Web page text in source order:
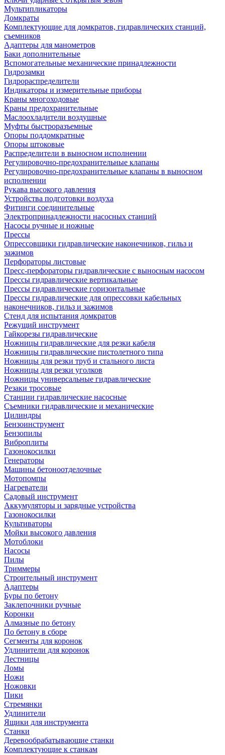
Мультипликаторы
Домкраты
Комплектующие для домкратов, гидравлических станций,
съемников
Адаптеры для манометров
Баки дополнительные
Вспомогательные механические принадлежности
Гидрозамки
Гидрораспределители
Индикаторы и измерительные приборы
Краны многоходовые
Краны предохранительные
Маслоохладители воздушные
Муфты быстроразъемные
Опоры поддомкратные
Опоры штоковые
Распределители в выносном исполнении
Регулировочно-предохранительные клапаны
Регулировочно-предохранительные клапаны в выносном
исполнении
Рукава высокого давления
Устройства подготовки воздуха
Фитинги соединительные
Электропринадлежности насосных станций
Насосы ручные и ножные
Прессы
Опрессовщики гидравлические наконечников, гильз и
зажимов
Перфораторы листовые
Пресс-перфораторы гидравлические с выносным насосом
Прессы гидравлические вертикальные
Прессы гидравлические горизонтальные
Прессы гидравлические для опрессовки кабельных
наконечников, гильз и зажимов
Стенд для испытания домкратов
Режущий инструмент
Гайкорезы гидравлические
Ножницы гидравлические для резки кабеля
Ножницы гидравлические пистолетного типа
Ножницы для резки труб и стального листа
Ножницы для резки уголков
Ножницы универсальные гидравлические
Резаки тросовые
Станции гидравлические насосные
Съемники гидравлические и механические
Цилиндры
Бензоинструмент
Бензопилы
Виброплиты
Газонокосилки
Генераторы
Машины бетоноотделочные
Мотопомпы
Нагреватели
Садовый инструмент
Аккумуляторы и зарядные устройства
Газонокосилки
Культиваторы
Мойки высокого давления
Мотоблоки
Насосы
Пилы
Триммеры
Строительный инструмент
Адаптеры
Буры по бетону
Заклепочники ручные
Коронки
Алмазные по бетону
По бетону в сборе
Сегменты для коронок
Удлинители для коронок
Лестницы
Ломы
Ножи
Ножовки
Пики
Стремянки
Удлинители
Ящики для инструмента
Станки
Деревообрабатывающие станки
Комплектующие к станкам